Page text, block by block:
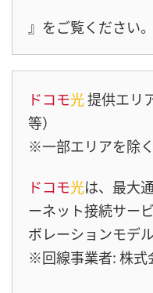
』をご覧ください。
ドコモ光提供エリ
等）
※一部エリアを除く
ドコモ光は、最大
ーネット接続サー
ボレーションモデ
※回線事業者: 株式